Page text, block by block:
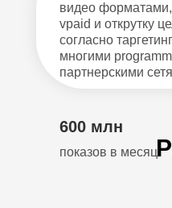
видео
vpaid и открутку
согласно
многими
партнерскими
600 млн
показов в месяц